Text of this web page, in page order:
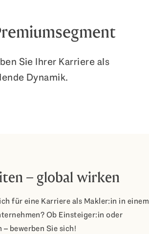
Sie Ihrer Karriere als
Dynamik.
– global wirken
für eine Karriere als Makler:in in einem
Ob Einsteiger:in oder
bewerben Sie sich!